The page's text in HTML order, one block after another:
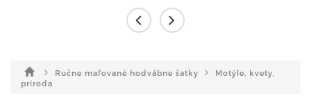
Ručne maľované hodvábne šatky
Motýle, kvety,
príroda